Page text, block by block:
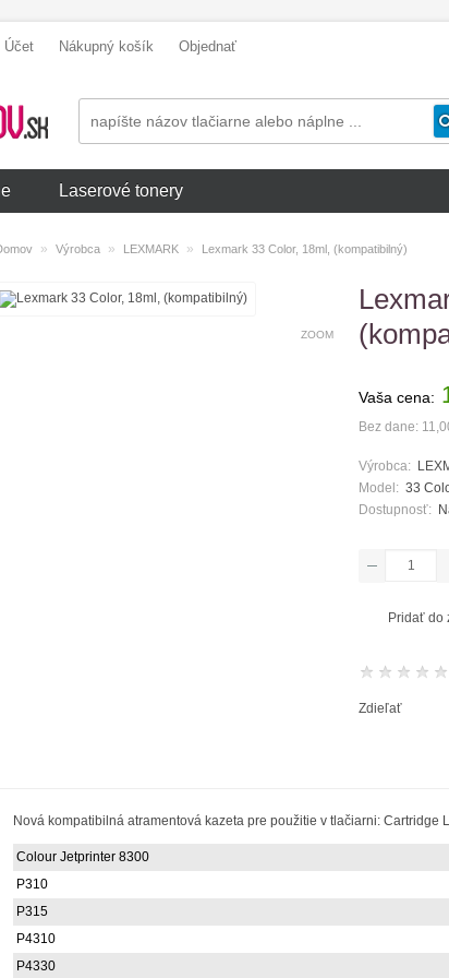
Účet Nákupný košík Objednať
Laserové tonery
» Výrobca » LEXMARK » Lexmark 33 Color, 18ml, (kompatibilný)
ZOOM
Vaša cena:
Bez dane:
Výrobca:
Model: 33
Dostupnosť:
Pridať do
Zdieľať
Nová kompatibilná atramentová kazeta pre použitie v tlačiarni: Cartridge
Colour Jetprinter 8300
P310
P315
P4310
P4330